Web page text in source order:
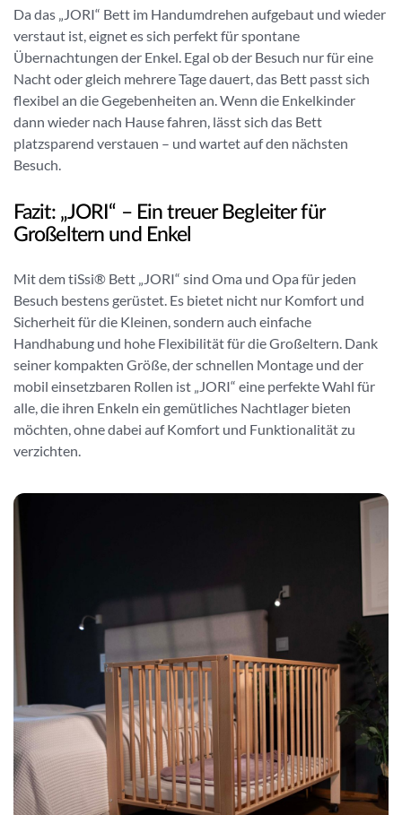
Da das „JORI“ Bett im Handumdrehen aufgebaut und wieder
verstaut ist, eignet es sich perfekt für spontane
Übernachtungen der Enkel. Egal ob der Besuch nur für eine
Nacht oder gleich mehrere Tage dauert, das Bett passt sich
flexibel an die Gegebenheiten an. Wenn die Enkelkinder
dann wieder nach Hause fahren, lässt sich das Bett
platzsparend verstauen – und wartet auf den nächsten
Besuch.
Fazit: „JORI“ – Ein treuer Begleiter für
Großeltern und Enkel
Mit dem tiSsi® Bett „JORI“ sind Oma und Opa für jeden
Besuch bestens gerüstet. Es bietet nicht nur Komfort und
Sicherheit für die Kleinen, sondern auch einfache
Handhabung und hohe Flexibilität für die Großeltern. Dank
seiner kompakten Größe, der schnellen Montage und der
mobil einsetzbaren Rollen ist „JORI“ eine perfekte Wahl für
alle, die ihren Enkeln ein gemütliches Nachtlager bieten
möchten, ohne dabei auf Komfort und Funktionalität zu
verzichten.